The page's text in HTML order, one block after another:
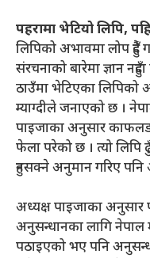
पहरामा भेटियो लिपि,
लिपिको अभावमा लोप हुँदै
संरचनाको बारेमा ज्ञान
ठाउँमा भेटिएका लिपिको
म्याग्दीले जनाएको छ ।
पाइजाका अनुसार
फेला परेको छ । त्यो
हुनसक्ने अनुमान गरिए
अध्यक्ष पाइजाका अनुसार
अनुसन्धानका लागि नेपाल
पठाइएको भए पनि